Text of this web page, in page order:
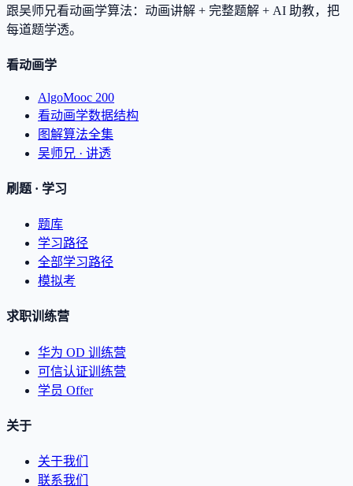
跟吴师兄看动画学算法：动画讲解 + 完整题解 + AI 助教，把
每道题学透。
看动画学
AlgoMooc 200
看动画学数据结构
图解算法全集
吴师兄 · 讲透
刷题 · 学习
题库
学习路径
全部学习路径
模拟考
求职训练营
华为 OD 训练营
可信认证训练营
学员 Offer
关于
关于我们
联系我们